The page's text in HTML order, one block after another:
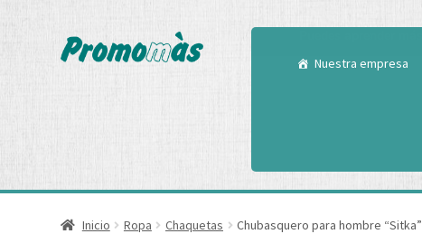
Nuestra empresa
Inicio Ropa Chaquetas Chubasquero para hombre “Sitka”